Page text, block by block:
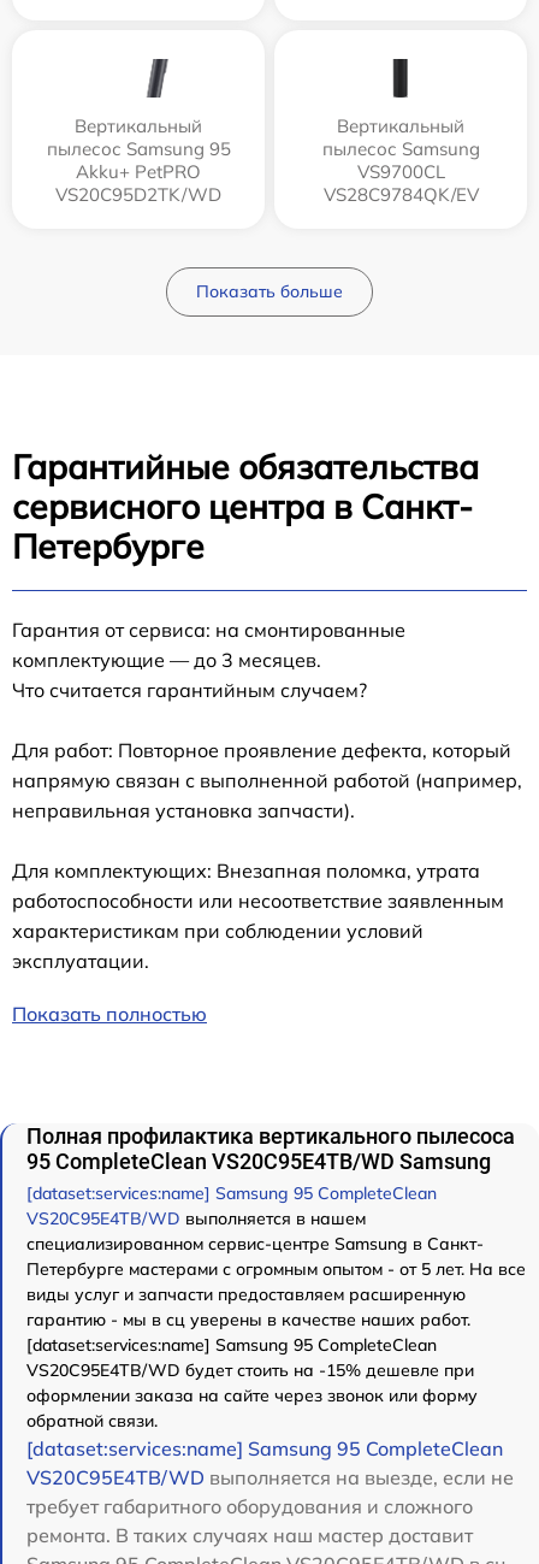
Вертикальный
пылесос Samsung 95
Akku+ PetPRO
VS20C95D2TK/WD
Вертикальный
пылесос Samsung
VS9700CL
VS28C9784QK/EV
Показать больше
Гарантийные обязательства
сервисного центра в Санкт-
Петербурге
Гарантия от сервиса: на смонтированные
комплектующие — до 3 месяцев.
Что считается гарантийным случаем?
Для работ: Повторное проявление дефекта, который
напрямую связан с выполненной работой (например,
неправильная установка запчасти).
Для комплектующих: Внезапная поломка, утрата
работоспособности или несоответствие заявленным
характеристикам при соблюдении условий
эксплуатации.
Показать полностью
Полная профилактика вертикального пылесоса
95 CompleteClean VS20C95E4TB/WD Samsung
[dataset:services:name] Samsung 95 CompleteClean
VS20C95E4TB/WD выполняется в нашем
специализированном сервис-центре Samsung в Санкт-
Петербурге мастерами с огромным опытом - от 5 лет. На все
виды услуг и запчасти предоставляем расширенную
гарантию - мы в сц уверены в качестве наших работ.
[dataset:services:name] Samsung 95 CompleteClean
VS20C95E4TB/WD будет стоить на -15% дешевле при
оформлении заказа на сайте через звонок или форму
обратной связи.
[dataset:services:name] Samsung 95 CompleteClean
VS20C95E4TB/WD выполняется на выезде, если не
требует габаритного оборудования и сложного
ремонта. В таких случаях наш мастер доставит